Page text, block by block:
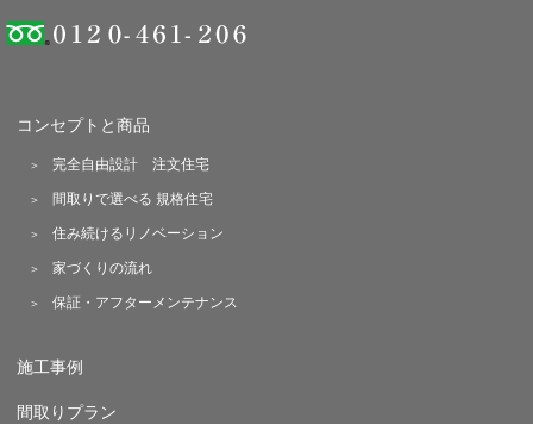
コンセプトと商品
完全自由設計 注文住宅
間取りで選べる 規格住宅
住み続けるリノベーション
家づくりの流れ
保証・アフターメンテナンス
施工事例
間取りプラン